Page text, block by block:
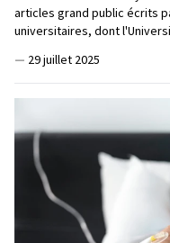
articles grand public écrits
universitaires, dont
— 29 juillet 2025